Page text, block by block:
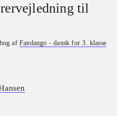
til
af Fandango - dansk for 3. klasse